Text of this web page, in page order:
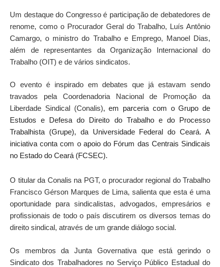
Um destaque do Congresso é participação de debatedores de
renome, como o Procurador Geral do Trabalho, Luís Antônio
Camargo, o ministro do Trabalho e Emprego, Manoel Dias,
além de representantes da Organização Internacional do
Trabalho (OIT) e de vários sindicatos.
O evento é inspirado em debates que já estavam sendo
travados pela Coordenadoria Nacional de Promoção da
Liberdade Sindical (Conalis), em parceria com o Grupo de
Estudos e Defesa do Direito do Trabalho e do Processo
Trabalhista (Grupe), da Universidade Federal do Ceará. A
iniciativa conta com o apoio do Fórum das Centrais Sindicais
no Estado do Ceará (FCSEC).
O titular da Conalis na PGT, o procurador regional do Trabalho
Francisco Gérson Marques de Lima, salienta que esta é uma
oportunidade para sindicalistas, advogados, empresários e
profissionais de todo o país discutirem os diversos temas do
direito sindical, através de um grande diálogo social.
Os membros da Junta Governativa que está gerindo o
Sindicato dos Trabalhadores no Serviço Público Estadual do